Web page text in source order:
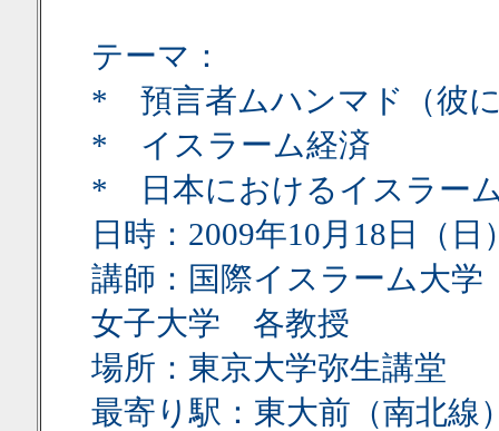
テーマ：
* 預言者ムハンマド（彼
* イスラーム経済
* 日本におけるイスラー
日時：2009年10月18日（
講師：国際イスラーム大学
女子大学 各教授
場所：東京大学弥生講堂
最寄り駅：東大前（南北